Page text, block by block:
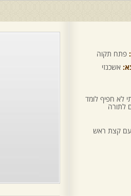
פתח תקוה
אשכנזי
לא חפיף לומד
לתורה
עם קצת ראש